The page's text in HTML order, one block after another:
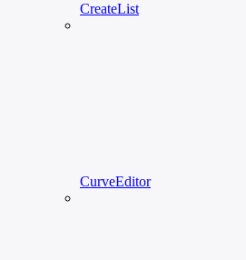
CreateList
CurveEditor